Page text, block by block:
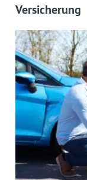
Versicherung